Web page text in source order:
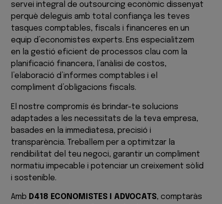
servei integral de outsourcing econòmic dissenyat
perquè deleguis amb total confiança les teves
tasques comptables, fiscals i financeres en un
equip d’economistes experts. Ens especialitzem
en la gestió eficient de processos clau com la
planificació financera, l’anàlisi de costos,
l’elaboració d’informes comptables i el
compliment d’obligacions fiscals.
El nostre compromís és brindar-te solucions
adaptades a les necessitats de la teva empresa,
basades en la immediatesa, precisió i
transparència. Treballem per a optimitzar la
rendibilitat del teu negoci, garantir un compliment
normatiu impecable i potenciar un creixement sòlid
i sostenible.
Amb D418 ECONOMISTES I ADVOCATS, comptaràs